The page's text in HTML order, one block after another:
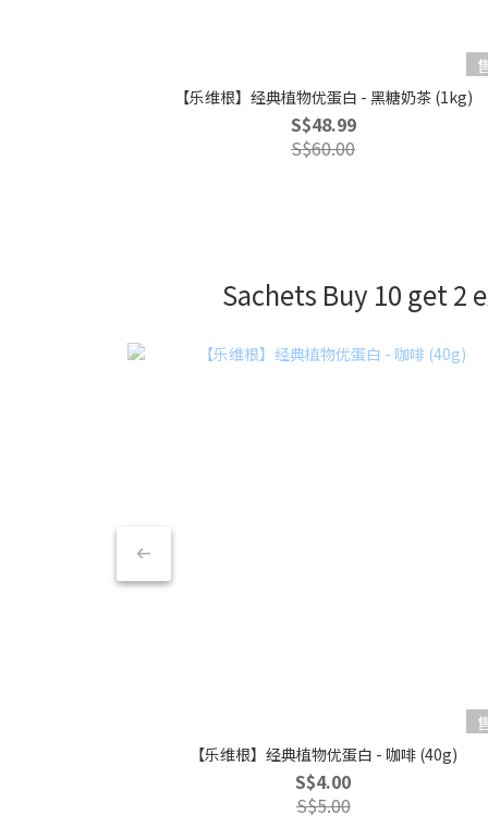
【乐维根】经典植物优蛋白 - 黑糖奶茶 (1kg)
S$48.99
S$60.00
Sachets Buy 10 get 2
【乐维根】经典植物优蛋白 - 咖啡 (40g)
S$4.00
S$5.00